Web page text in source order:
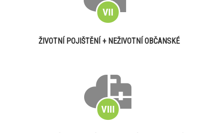
ŽIVOTNÍ POJIŠTĚNÍ + NEŽIVOTNÍ OBČANSKÉ